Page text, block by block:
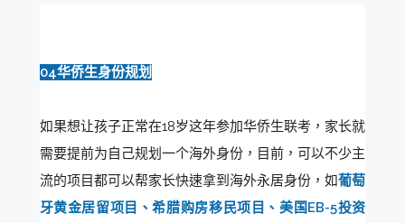
04华侨生身份规划
如果想让孩子正常在18岁这年参加华侨生联考，家长就
需要提前为自己规划一个海外身份，目前，可以不少主
流的项目都可以帮家长快速拿到海外永居身份，如葡萄
牙黄金居留项目、希腊购房移民项目、美国EB-5投资